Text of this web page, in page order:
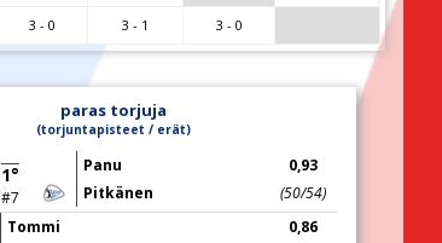
3 - 0 3 - 1 3 - 0
paras torjuja
(torjuntapisteet / erät)
1°
#7
Panu
Pitkänen
0,93
(50/54)
Tommi
0,86